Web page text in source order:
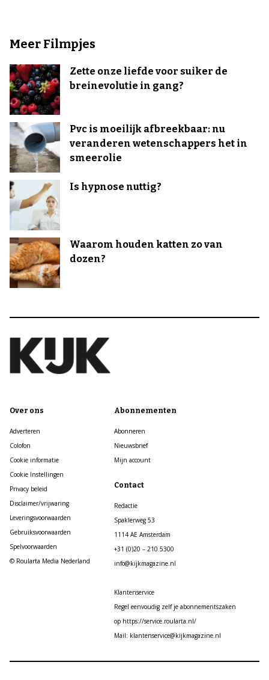
Meer Filmpjes
Zette onze liefde voor suiker de
breinevolutie in gang?
Pvc is moeilijk afbreekbaar: nu
veranderen wetenschappers het in
smeerolie
Is hypnose nuttig?
Waarom houden katten zo van
dozen?
Over ons
Adverteren
Colofon
Cookie informatie
Cookie Instellingen
Privacy beleid
Disclaimer/vrijwaring
Leveringsvoorwaarden
Gebruiksvoorwaarden
Spelvoorwaarden
© Roularta Media Nederland
Abonnementen
Abonneren
Nieuwsbrief
Mijn account
Contact
Redactie
Spaklerweg 53
1114 AE Amsterdam
+31 (0)20 – 210 5300
info@kijkmagazine.nl
Klantenservice
Regel eenvoudig zelf je abonnementszaken
op https://service.roularta.nl/
Mail: klantenservice@kijkmagazine.nl